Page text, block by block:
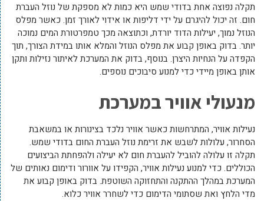
תקלה נפוצה אחת בדודי שמש היא כמות לא מספקת של נוזל העברת
חום. זה יכול להיגרם על ידי דליפות או אידוי לאורך זמן. כאשר מפלס
הנוזל נמוך, יעילות הדוד יורדת, וכתוצאה מכך טמפרטורת המים נמוכה
יותר. בדוק באופן קבוע את מפלס הנוזל והמלא אותו במידת הצורך, תוך
הקפדה על הנחיות היצרן. בנוסף, בדוק את המערכת לאיתור נזילות ותקן
אותן באופן מיידי כדי למנוע סיבוכים נוספים.
מנעולי אוויר במערכת
נעילות אוויר, המתרחשות כאשר אוויר נלכד בצינורות או במשאבת
הסחרור, עלולות לשבש את זרימת נוזל העברת החום בדודי שמש.
תקלה זו עלולה להוביל להעברת חום לא יעילה ולהפחתת הביצועים
הכוללים. כדי למנוע נעילות אוויר, הקפידו על אוורור ודימום נאותים של
המערכת במהלך ההתקנה והתחזוקה השוטפת. בדוק באופן קבוע את
מדי הלחץ ואת שסתומי הדימום כדי לשחרר אוויר כלוא.